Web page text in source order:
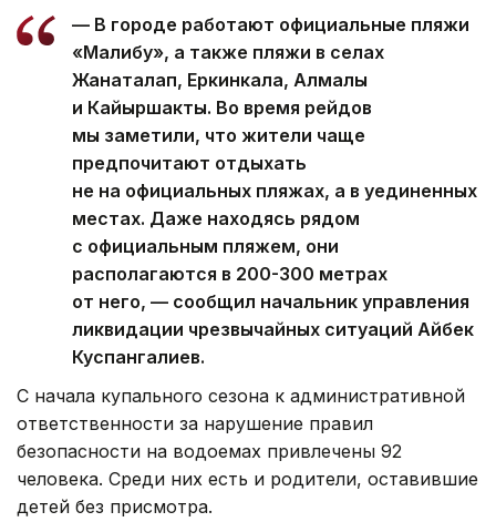
— В городе работают официальные пляжи
«Малибу», а также пляжи в селах
Жанаталап, Еркинкала, Алмалы
и Кайыршакты. Во время рейдов
мы заметили, что жители чаще
предпочитают отдыхать
не на официальных пляжах, а в уединенных
местах. Даже находясь рядом
с официальным пляжем, они
располагаются в 200-300 метрах
от него, — сообщил начальник управления
ликвидации чрезвычайных ситуаций Айбек
Куспангалиев.
С начала купального сезона к административной
ответственности за нарушение правил
безопасности на водоемах привлечены 92
человека. Среди них есть и родители, оставившие
детей без присмотра.